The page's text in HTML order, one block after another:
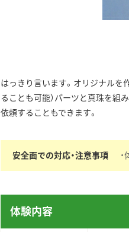
はっきり言います。オリジナルを
ることも可能）パーツと真珠を組
依頼することもできます。
安全面での対応・注意事項
体験内容